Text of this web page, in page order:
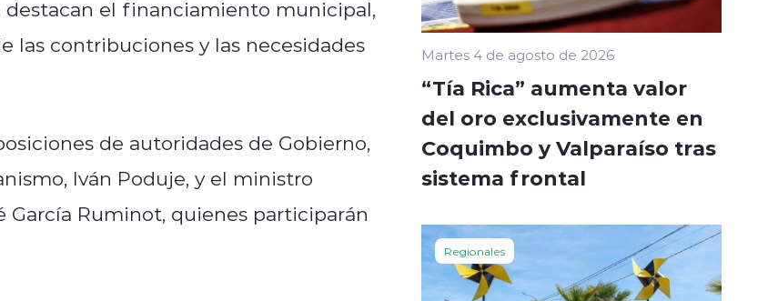
el financiamiento municipal,
las contribuciones y las necesidades
de autoridades de Gobierno,
Iván Poduje, y el ministro
García Ruminot, quienes participarán
Martes 4 de agosto de 2026
“Tía Rica” aumenta valor
del oro exclusivamente en
Coquimbo y Valparaíso tras
sistema frontal
Regionales